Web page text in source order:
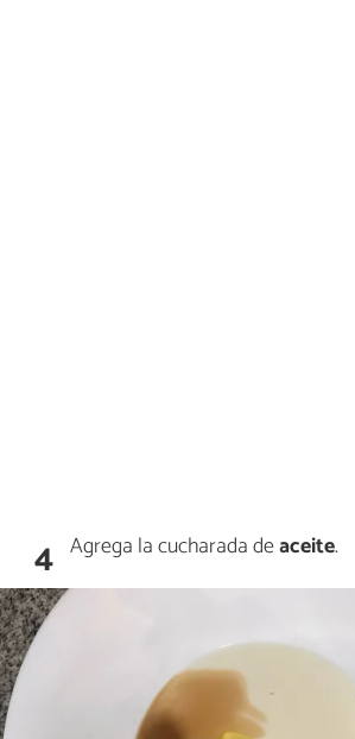
4 Agrega la cucharada deaceite.